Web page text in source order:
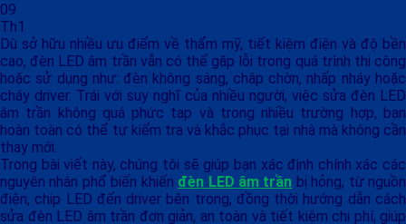
09
Th1
Dù sở hữu nhiều ưu điểm về thẩm mỹ, tiết kiệm điện và độ bền
cao, đèn LED âm trần vẫn có thể gặp lỗi trong quá trình thi công
hoặc sử dụng như: đèn không sáng, chập chờn, nhấp nháy hoặc
cháy driver. Trái với suy nghĩ của nhiều người, việc sửa đèn LED
âm trần không quá phức tạp và trong nhiều trường hợp, bạn
hoàn toàn có thể tự kiểm tra và khắc phục tại nhà mà không cần
thay mới.
Trong bài viết này, chúng tôi sẽ giúp bạn xác định chính xác các
nguyên nhân phổ biến khiến đèn LED âm trần bị hỏng, từ nguồn
điện, chip LED đến driver bên trong, đồng thời hướng dẫn cách
sửa đèn LED âm trần đơn giản, an toàn và tiết kiệm chi phí, giúp